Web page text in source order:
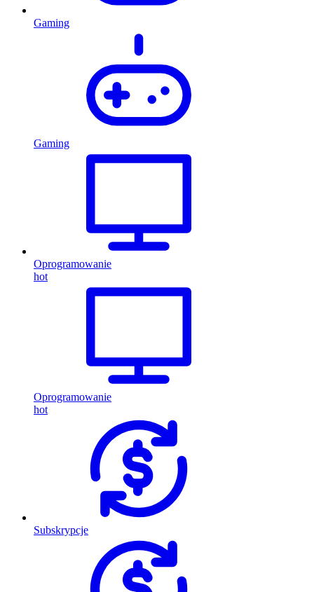
Gaming
Gaming
Oprogramowanie
hot
Oprogramowanie
hot
Subskrypcje